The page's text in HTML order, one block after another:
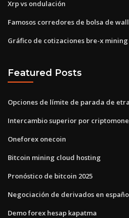
Xrp vs ondulación
Famosos corredores de bolsa de
Gráfico de cotizaciones bre-x mining
Featured Posts
Opciones de límite de parada de
Intercambio superior por
Oneforex onecoin
Bitcoin mining cloud hosting
Pronóstico de bitcoin 2025
Negociación de derivados en
Demo forex hesap kapatma